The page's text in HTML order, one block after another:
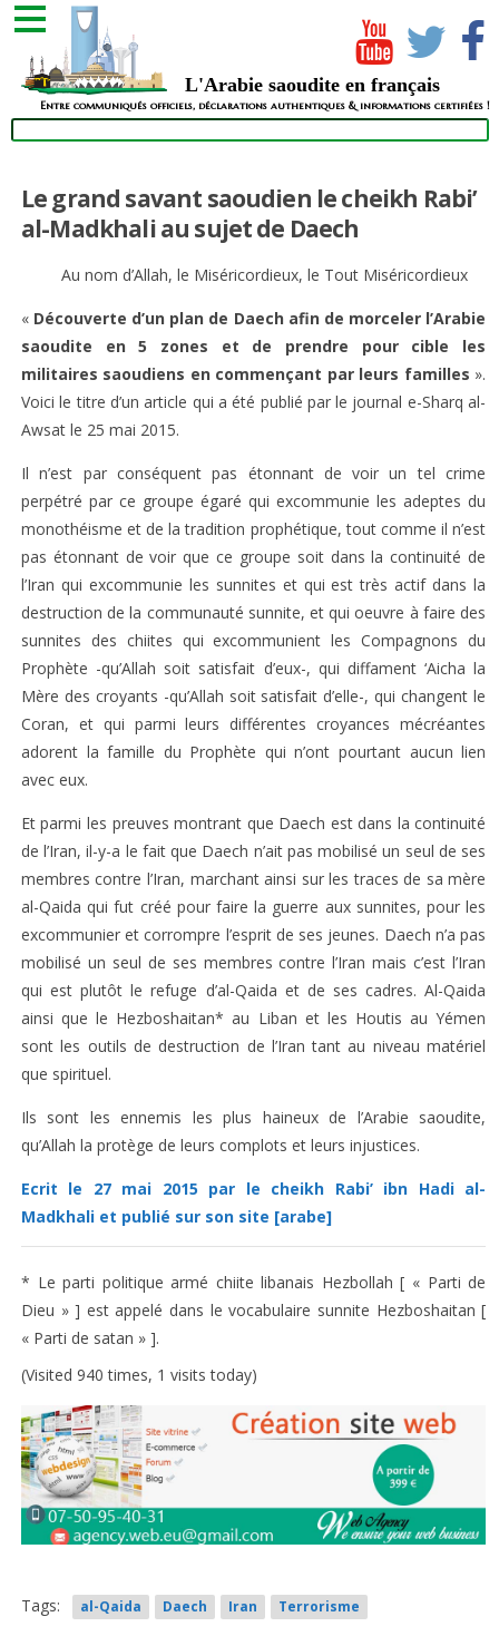
L'Arabie saoudite en français
Entre communiqués officiels, déclarations authentiques & informations certifiées !
Le grand savant saoudien le cheikh Rabi’
al-Madkhali au sujet de Daech
Au nom d’Allah, le Miséricordieux, le Tout Miséricordieux
« Découverte d’un plan de Daech afin de morceler l’Arabie
saoudite en 5 zones et de prendre pour cible les
militaires saoudiens en commençant par leurs familles ».
Voici le titre d’un article qui a été publié par le journal e-Sharq al-
Awsat le 25 mai 2015.
Il n’est par conséquent pas étonnant de voir un tel crime
perpétré par ce groupe égaré qui excommunie les adeptes du
monothéisme et de la tradition prophétique, tout comme il n’est
pas étonnant de voir que ce groupe soit dans la continuité de
l’Iran qui excommunie les sunnites et qui est très actif dans la
destruction de la communauté sunnite, et qui oeuvre à faire des
sunnites des chiites qui excommunient les Compagnons du
Prophète -qu’Allah soit satisfait d’eux-, qui diffament ‘Aicha la
Mère des croyants -qu’Allah soit satisfait d’elle-, qui changent le
Coran, et qui parmi leurs différentes croyances mécréantes
adorent la famille du Prophète qui n’ont pourtant aucun lien
avec eux.
Et parmi les preuves montrant que Daech est dans la continuité
de l’Iran, il-y-a le fait que Daech n’ait pas mobilisé un seul de ses
membres contre l’Iran, marchant ainsi sur les traces de sa mère
al-Qaida qui fut créé pour faire la guerre aux sunnites, pour les
excommunier et corrompre l’esprit de ses jeunes. Daech n’a pas
mobilisé un seul de ses membres contre l’Iran mais c’est l’Iran
qui est plutôt le refuge d’al-Qaida et de ses cadres. Al-Qaida
ainsi que le Hezboshaitan* au Liban et les Houtis au Yémen
sont les outils de destruction de l’Iran tant au niveau matériel
que spirituel.
Ils sont les ennemis les plus haineux de l’Arabie saoudite,
qu’Allah la protège de leurs complots et leurs injustices.
Ecrit le 27 mai 2015 par le cheikh Rabi’ ibn Hadi al-
Madkhali et publié sur son site [arabe]
* Le parti politique armé chiite libanais Hezbollah [ « Parti de
Dieu » ] est appelé dans le vocabulaire sunnite Hezboshaitan [
« Parti de satan » ].
(Visited 940 times, 1 visits today)
Tags: al-Qaida Daech Iran Terrorisme